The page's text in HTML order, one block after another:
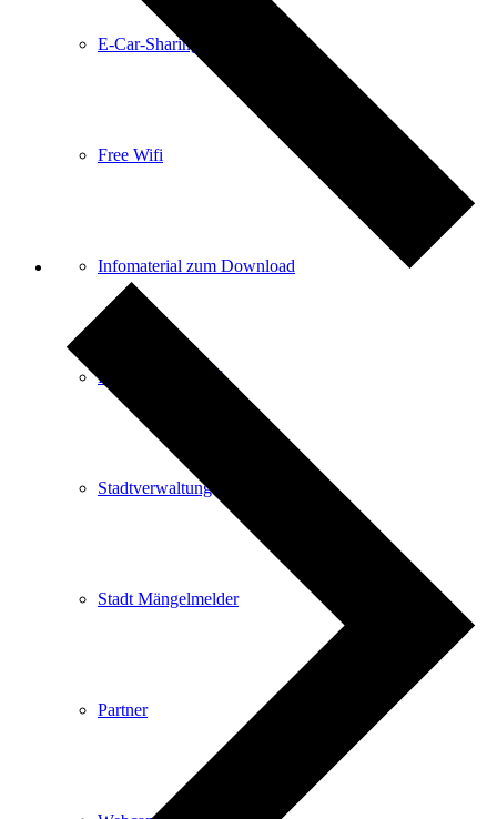
E-Car-Sharing
Free Wifi
Infomaterial zum Download
Kartenvorverkauf
Stadtverwaltung
Stadt Mängelmelder
Partner